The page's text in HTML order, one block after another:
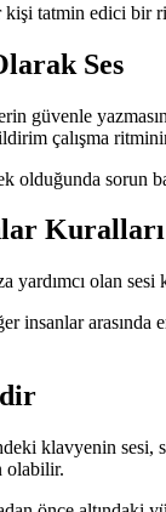
tatmin edici bir
Ses
güvenle
çalışma
olduğunda sorun
yardımcı olan
insanlar arasında
klavyenin sesi,
olabilir.